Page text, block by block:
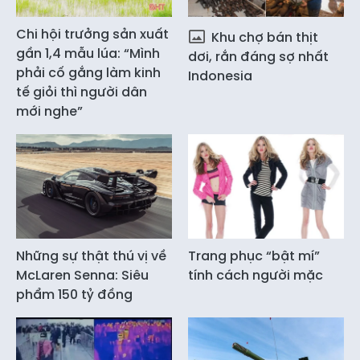
Chi hội trưởng sản xuất
gần 1,4 mẫu lúa: “Mình
phải cố gắng làm kinh
tế giỏi thì người dân
mới nghe”
Khu chợ bán thịt
dơi, rắn đáng sợ nhất
Indonesia
Những sự thật thú vị về
McLaren Senna: Siêu
phẩm 150 tỷ đồng
Trang phục “bật mí”
tính cách người mặc